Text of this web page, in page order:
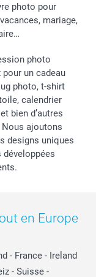
photo pour
mariage,
photo
un cadeau
photo, t-shirt
calendrier
bien d’autres
ajoutons
designs uniques
en Europe
- France - Ireland
- Suisse -